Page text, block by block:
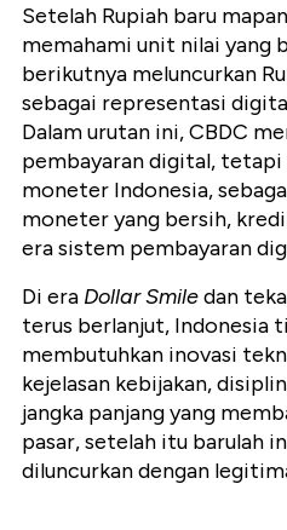
Setelah Rupiah baru
memahami unit nilai yang
berikutnya meluncurkan
sebagai representasi
Dalam urutan ini, CBDC
pembayaran digital, tetapi
moneter Indonesia,
moneter yang bersih,
era sistem pembayaran
Di era Dollar Smiledan
terus berlanjut, Indonesia
membutuhkan inovasi
kejelasan kebijakan,
jangka panjang yang
pasar, setelah itu barulah
diluncurkan dengan